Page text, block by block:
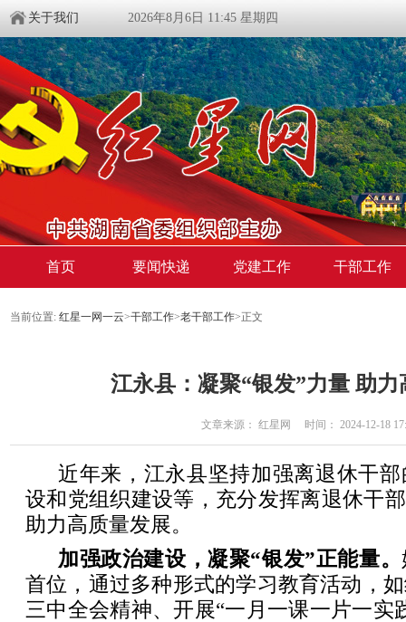
关于我们 2026年8月6日 11:45 星期四
首页 要闻快递 党建工作 干部工作
当前位置: 红星一网一云>干部工作>老干部工作>正文
江永县：凝聚“银发”力量 助
文章来源： 红星网 时间： 2024-12-18
近年来，江永县坚持加强离退休干
设和党组织建设等，充分发挥离退休干
助力高质量发展。
加强政治建设，凝聚“银发”正能量。
首位，通过多种形式的学习教育活动，
三中全会精神、开展“一月一课一片一实